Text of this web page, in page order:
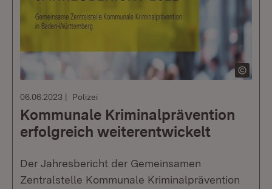
06.06.2023 Polizei
Kommunale Kriminalprävention
erfolgreich weiterentwickelt
Der Jahresbericht der Gemeinsamen
Zentralstelle Kommunale Kriminalprävention